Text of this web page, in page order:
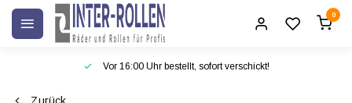
0
Vor 16:00 Uhr bestellt, sofort verschickt!